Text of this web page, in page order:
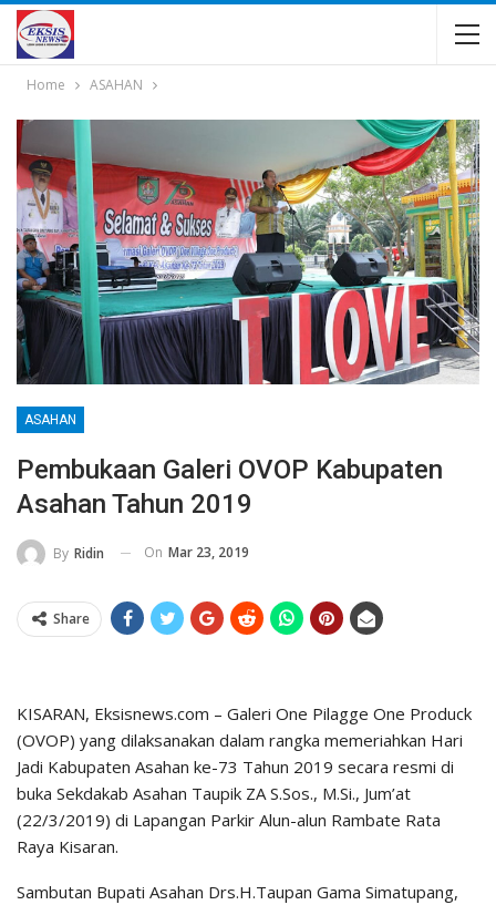
Home ASAHAN
ASAHAN
Pembukaan Galeri OVOP Kabupaten
Asahan Tahun 2019
By Ridin On Mar 23, 2019
Share
KISARAN, Eksisnews.com – Galeri One Pilagge One Produck
(OVOP) yang dilaksanakan dalam rangka memeriahkan Hari
Jadi Kabupaten Asahan ke-73 Tahun 2019 secara resmi di
buka Sekdakab Asahan Taupik ZA S.Sos., M.Si., Jum’at
(22/3/2019) di Lapangan Parkir Alun-alun Rambate Rata
Raya Kisaran.
Sambutan Bupati Asahan Drs.H.Taupan Gama Simatupang,